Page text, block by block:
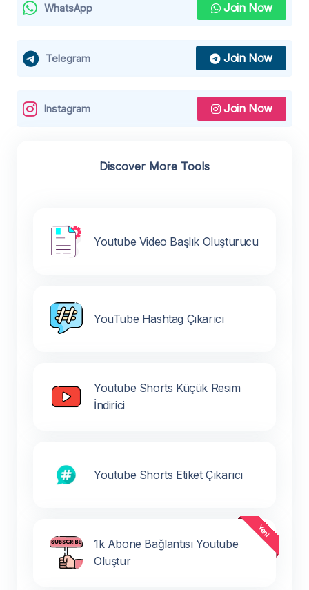
WhatsApp Join Now
Telegram Join Now
Instagram Join Now
Discover More Tools
Youtube Video Başlık Oluşturucu
YouTube Hashtag Çıkarıcı
Youtube Shorts Küçük Resim
İndirici
Youtube Shorts Etiket Çıkarıcı
1k Abone Bağlantısı Youtube
Oluştur